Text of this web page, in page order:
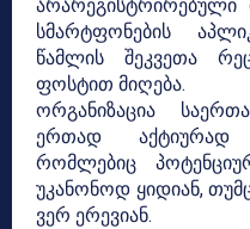
არარეგისტრირებული
სმარტფონების
წამლის შეკვეთა
ფოსტით მიღება.
ორგანიზაცია
ერთად აქტიურად
რომლებიც
უკანონოდ ყიდიან,
ვერ ერევიან.